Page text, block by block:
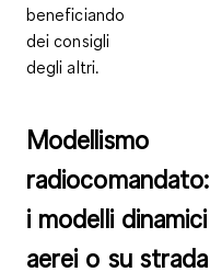
beneficiando
dei consigli
degli altri.
Modellismo
radiocomandato:
i modelli dinamici
aerei o su strada